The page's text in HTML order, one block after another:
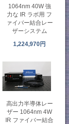
1064nm 40W 強
力な IR ラボ用 フ
ァイバー結合レー
ザーシステム
1,224,970円
高出力半導体レー
ザー 1064nm 4W
IR ファイバー結合